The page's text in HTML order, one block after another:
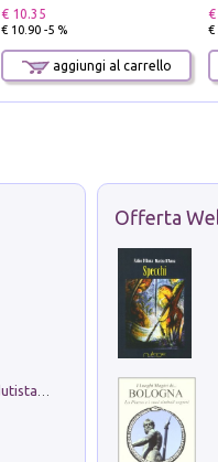
€ 10.35
€ 10.90 -5 %
aggiungi al carrello
€
€
Offerta